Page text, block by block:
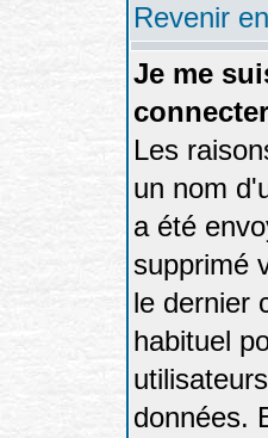
Revenir
Je me
Les
un nom
a été
supprimé
le dernier
habituel
données.